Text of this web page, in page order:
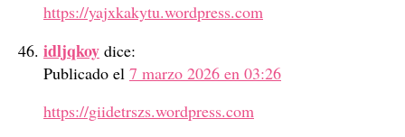
https://yajxkakytu.wordpress.com
idljqkoy dice:
Publicado el 7 marzo 2026 en 03:26
https://giidetrszs.wordpress.com